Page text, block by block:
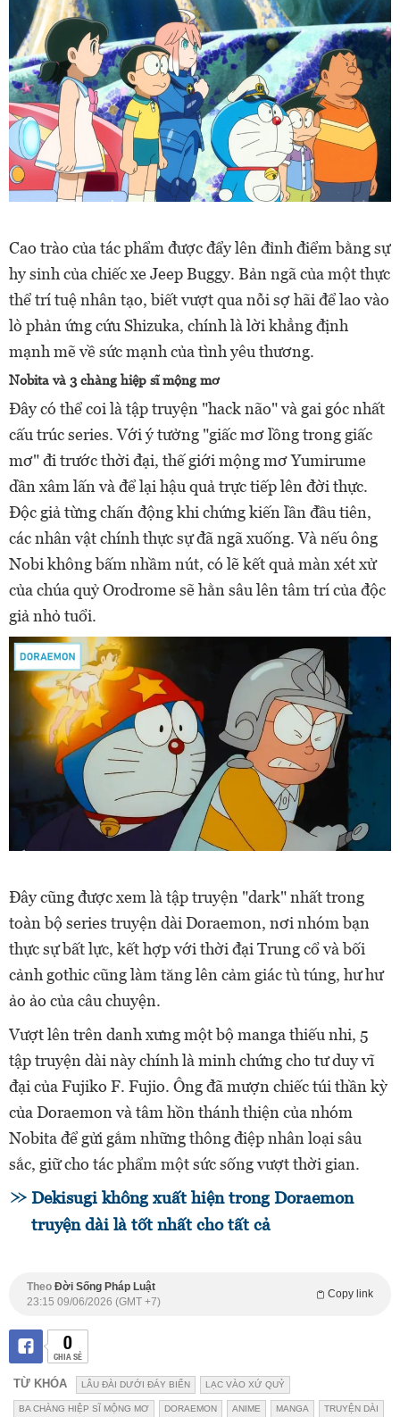
Cao trào của tác phẩm được đẩy lên đỉnh điểm bằng sự
hy sinh của chiếc xe Jeep Buggy. Bản ngã của một thực
thể trí tuệ nhân tạo, biết vượt qua nỗi sợ hãi để lao vào
lò phản ứng cứu Shizuka, chính là lời khẳng định
mạnh mẽ về sức mạnh của tình yêu thương.
Nobita và 3 chàng hiệp sĩ mộng mơ
Đây có thể coi là tập truyện "hack não" và gai góc nhất
cấu trúc series. Với ý tưởng "giấc mơ lồng trong giấc
mơ" đi trước thời đại, thế giới mộng mơ Yumirume
dần xâm lấn và để lại hậu quả trực tiếp lên đời thực.
Độc giả từng chấn động khi chứng kiến lần đầu tiên,
các nhân vật chính thực sự đã ngã xuống. Và nếu ông
Nobi không bấm nhầm nút, có lẽ kết quả màn xét xử
của chúa quỷ Orodrome sẽ hằn sâu lên tâm trí của độc
giả nhỏ tuổi.
Đây cũng được xem là tập truyện "dark" nhất trong
toàn bộ series truyện dài Doraemon, nơi nhóm bạn
thực sự bất lực, kết hợp với thời đại Trung cổ và bối
cảnh gothic cũng làm tăng lên cảm giác tù túng, hư hư
ảo ảo của câu chuyện.
Vượt lên trên danh xưng một bộ manga thiếu nhi, 5
tập truyện dài này chính là minh chứng cho tư duy vĩ
đại của Fujiko F. Fujio. Ông đã mượn chiếc túi thần kỳ
của Doraemon và tâm hồn thánh thiện của nhóm
Nobita để gửi gắm những thông điệp nhân loại sâu
sắc, giữ cho tác phẩm một sức sống vượt thời gian.
Dekisugi không xuất hiện trong Doraemon
truyện dài là tốt nhất cho tất cả
Theo Đời Sống Pháp Luật
Copy link
23:15 09/06/2026 (GMT +7)
0
CHIA SẺ
TỪ KHÓA LÂU ĐÀI DƯỚI ĐÁY BIỂN LẠC VÀO XỨ QUỶ
BA CHÀNG HIỆP SĨ MỘNG MƠ DORAEMON ANIME MANGA TRUYỆN DÀI